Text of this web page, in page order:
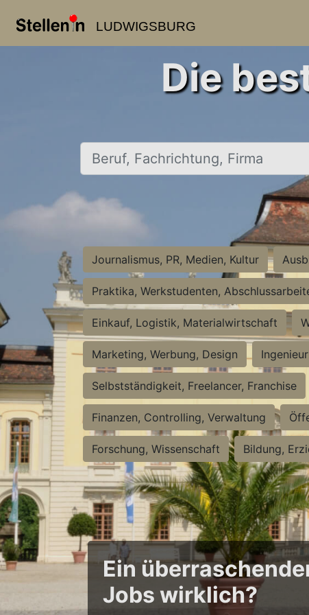
LUDWIGSBURG
Die
Beruf, Fachrichtung, Firma
Journalismus, PR, Medien, Kultur
Praktika, Werkstudenten,
Einkauf, Logistik, Materialwirtschaft
Marketing, Werbung, Design
Selbstständigkeit, Freelancer, Franchise
Finanzen, Controlling, Verwaltung
Forschung, Wissenschaft Bildung,
Ein
Jobs wirklich?